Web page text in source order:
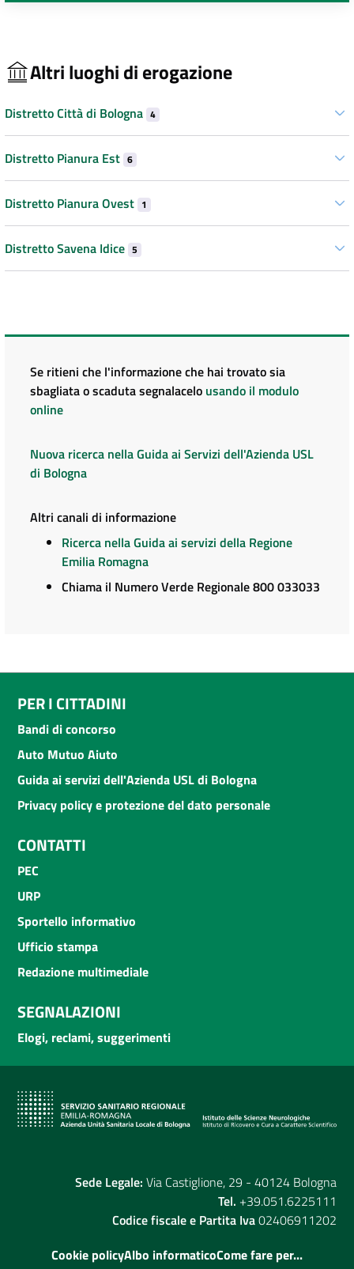
Altri luoghi di erogazione
Distretto Città di Bologna 4
Distretto Pianura Est 6
Distretto Pianura Ovest 1
Distretto Savena Idice 5
Se ritieni che l'informazione che hai trovato sia
sbagliata o scaduta segnalacelo usando il modulo
online
Nuova ricerca nella Guida ai Servizi dell'Azienda USL
di Bologna
Altri canali di informazione
Ricerca nella Guida ai servizi della Regione
Emilia Romagna
Chiama il Numero Verde Regionale 800 033033
PER I CITTADINI
Bandi di concorso
Auto Mutuo Aiuto
Guida ai servizi dell'Azienda USL di Bologna
Privacy policy e protezione del dato personale
CONTATTI
PEC
URP
Sportello informativo
Ufficio stampa
Redazione multimediale
SEGNALAZIONI
Elogi, reclami, suggerimenti
Sede Legale: Via Castiglione, 29 - 40124 Bologna
Tel. +39.051.6225111
Codice fiscale e Partita Iva02406911202
Cookie policyAlbo informaticoCome fare per...